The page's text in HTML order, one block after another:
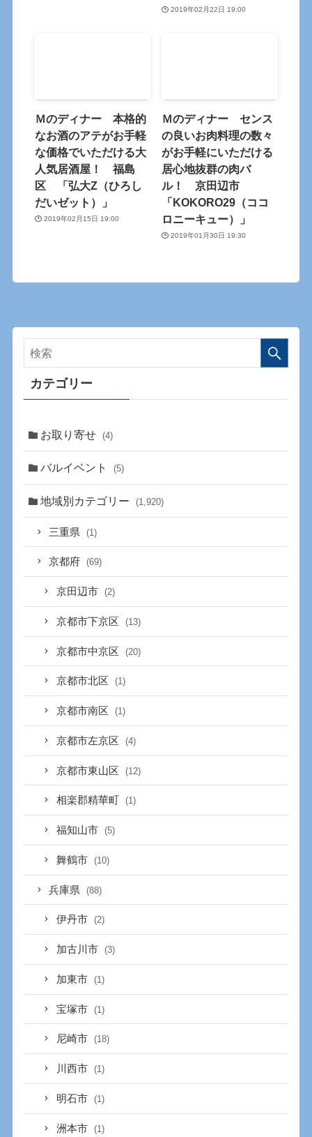
2019年02月22日 19:00
Ｍのディナー 本格的
なお酒のアテがお手軽
な価格でいただける大
人気居酒屋！ 福島
区 「弘大Z（ひろし
だいゼット）」
2019年02月15日 19:00
Ｍのディナー センス
の良いお肉料理の数々
がお手軽にいただける
居心地抜群の肉バ
ル！ 京田辺市
「KOKORO29（ココ
ロニーキュー）」
2019年01月30日 19:30
カテゴリー
お取り寄せ (4)
バルイベント (5)
地域別カテゴリー (1,920)
三重県 (1)
京都府 (69)
京田辺市 (2)
京都市下京区 (13)
京都市中京区 (20)
京都市北区 (1)
京都市南区 (1)
京都市左京区 (4)
京都市東山区 (12)
相楽郡精華町 (1)
福知山市 (5)
舞鶴市 (10)
兵庫県 (88)
伊丹市 (2)
加古川市 (3)
加東市 (1)
宝塚市 (1)
尼崎市 (18)
川西市 (1)
明石市 (1)
洲本市 (1)